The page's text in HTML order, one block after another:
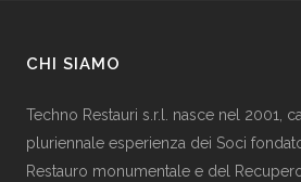
CHI SIAMO
Techno Restauri s.r.l. nasce nel 2001,
pluriennale esperienza dei Soci
Restauro monumentale e del